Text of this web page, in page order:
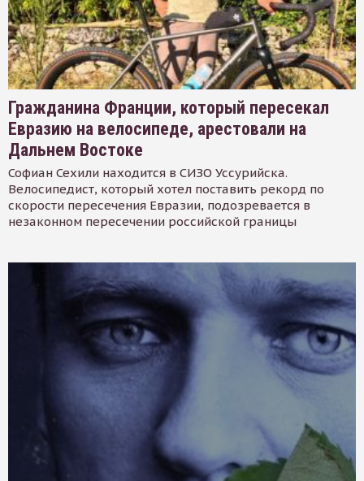
Гражданина Франции, который пересекал
Евразию на велосипеде, арестовали на
Дальнем Востоке
Софиан Сехили находится в СИЗО Уссурийска.
Велосипедист, который хотел поставить рекорд по
скорости пересечения Евразии, подозревается в
незаконном пересечении российской границы